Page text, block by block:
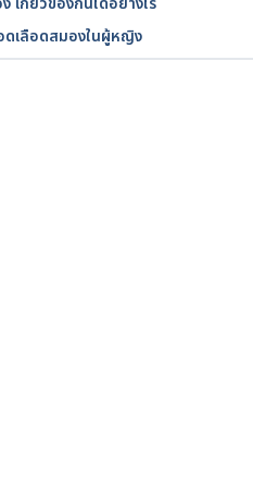
Stroke/Pages/recov
2017.
ดเลือดสมองในผู้หญิง